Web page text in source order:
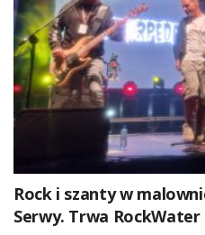
Rock i szanty w
Serwy. Trwa